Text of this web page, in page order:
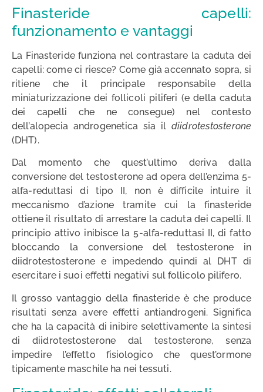
Finasteride capelli:
funzionamento e vantaggi
La Finasteride funziona nel contrastare la caduta dei
capelli: come ci riesce? Come già accennato sopra, si
ritiene che il principale responsabile della
miniaturizzazione dei follicoli piliferi (e della caduta
dei capelli che ne consegue) nel contesto
dell’alopecia androgenetica sia ildiidrotestosterone
(DHT).
Dal momento che quest’ultimo deriva dalla
conversione del testosterone ad opera dell’enzima 5-
alfa-reduttasi di tipo II, non è difficile intuire il
meccanismo d’azione tramite cui la finasteride
ottiene il risultato di arrestare la caduta dei capelli. Il
principio attivo inibisce la 5-alfa-reduttasi II, di fatto
bloccando la conversione del testosterone in
diidrotestosterone e impedendo quindi al DHT di
esercitare i suoi effetti negativi sul follicolo pilifero.
Il grosso vantaggio della finasteride è che produce
risultati senza avere effetti antiandrogeni. Significa
che ha la capacità di inibire selettivamente la sintesi
di diidrotestosterone dal testosterone, senza
impedire l’effetto fisiologico che quest’ormone
tipicamente maschile ha nei tessuti.